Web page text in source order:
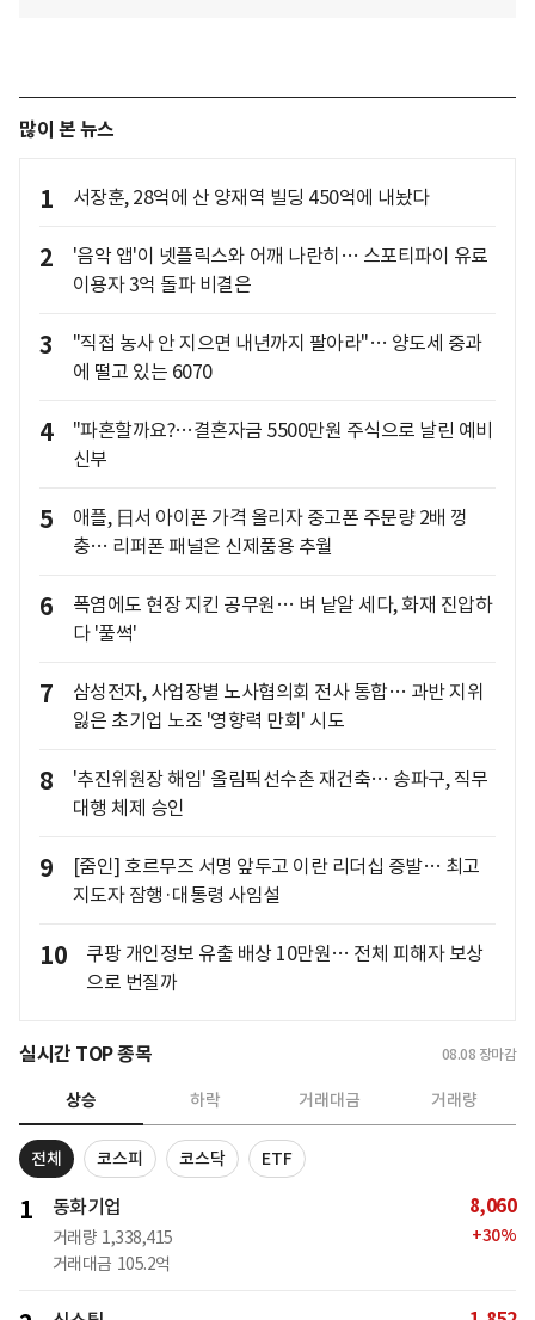
많이 본 뉴스
1 서장훈, 28억에 산 양재역 빌딩 450억에 내놨다
2
'음악 앱'이 넷플릭스와 어깨 나란히… 스포티파이 유료
이용자 3억 돌파 비결은
3
"직접 농사 안 지으면 내년까지 팔아라"… 양도세 중과
에 떨고 있는 6070
4
"파혼할까요?…결혼자금 5500만원 주식으로 날린 예비
신부
5
애플, 日서 아이폰 가격 올리자 중고폰 주문량 2배 껑
충… 리퍼폰 패널은 신제품용 추월
6
폭염에도 현장 지킨 공무원… 벼 낱알 세다, 화재 진압하
다 '풀썩'
7
삼성전자, 사업장별 노사협의회 전사 통합… 과반 지위
잃은 초기업 노조 '영향력 만회' 시도
8
'추진위원장 해임' 올림픽선수촌 재건축… 송파구, 직무
대행 체제 승인
9
[줌인] 호르무즈 서명 앞두고 이란 리더십 증발… 최고
지도자 잠행·대통령 사임설
10
쿠팡 개인정보 유출 배상 10만원… 전체 피해자 보상
으로 번질까
실시간 TOP 종목 08.08 장마감
상승 하락 거래대금 거래량
전체 코스피 코스닥 ETF
1 동화기업
거래량 1,338,415
거래대금 105.2억
8,060
+30%